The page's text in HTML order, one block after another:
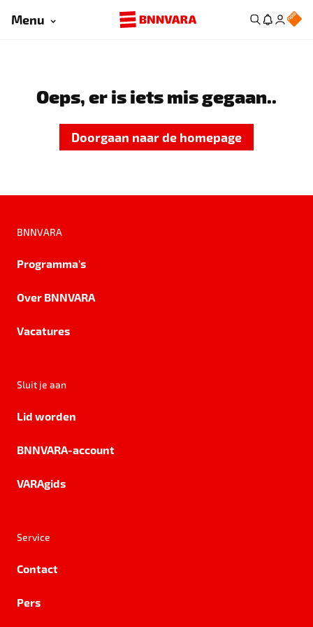
Menu
Oeps, er is iets mis gegaan..
Doorgaan naar de homepage
BNNVARA
Programma's
Over BNNVARA
Vacatures
Sluit je aan
Lid worden
BNNVARA-account
VARAgids
Service
Contact
Pers